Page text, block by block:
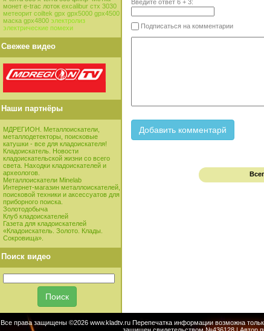
монет e-trac лоток excalibur стх 3030
метеорит coiltek gpx gpx5000 gpx4500
маска gpx4800 электролиз
электрические помехи
Свежее видео
Наши партнёры
МДРЕГИОН. Металлоискатели,
металлодетекторы, поисковые
катушки - все для кладоискателя!
Кладоискатель. Новости
кладоискательской жизни со всего
света. Находки кладоискателей и
археологов.
Металлоискатели Minelab
Интернет-магазин металлоискателей,
поисковой техники и аксессуатов для
приборного поиска.
Золотодобыча
Клуб кладоискателей
Газета для кладоискателей
«Кладоискатель. Золото. Клады.
Сокровища».
Поиск видео
Введите ответ 6+ 3:
Подписаться на комментарии
Все права защищены ©2026 www.kladtv.ru Перепечатка информации возможна